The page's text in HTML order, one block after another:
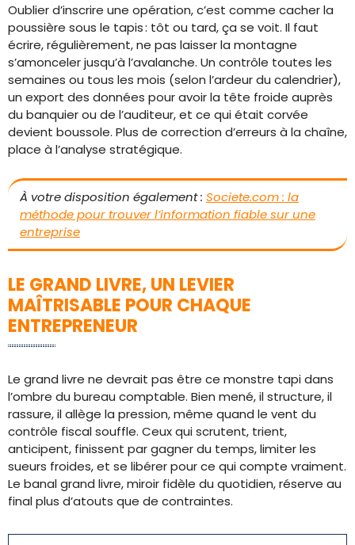
Oublier d’inscrire une opération, c’est comme cacher la
poussière sous le tapis : tôt ou tard, ça se voit. Il faut
écrire, régulièrement, ne pas laisser la montagne
s’amonceler jusqu’à l’avalanche. Un contrôle toutes les
semaines ou tous les mois (selon l’ardeur du calendrier),
un export des données pour avoir la tête froide auprès
du banquier ou de l’auditeur, et ce qui était corvée
devient boussole. Plus de correction d’erreurs à la chaîne,
place à l’analyse stratégique.
À votre disposition également : Societe.com : la
méthode pour trouver l’information fiable sur une
entreprise
LE GRAND LIVRE, UN LEVIER
MAÎTRISABLE POUR CHAQUE
ENTREPRENEUR
Le grand livre ne devrait pas être ce monstre tapi dans
l’ombre du bureau comptable. Bien mené, il structure, il
rassure, il allège la pression, même quand le vent du
contrôle fiscal souffle. Ceux qui scrutent, trient,
anticipent, finissent par gagner du temps, limiter les
sueurs froides, et se libérer pour ce qui compte vraiment.
Le banal grand livre, miroir fidèle du quotidien, réserve au
final plus d’atouts que de contraintes.